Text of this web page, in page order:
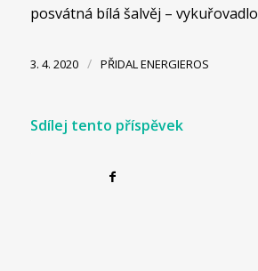
posvátná bílá šalvěj – vykuřovadlo
3. 4. 2020 / PŘIDALENERGIEROS
Sdílej tento příspěvek